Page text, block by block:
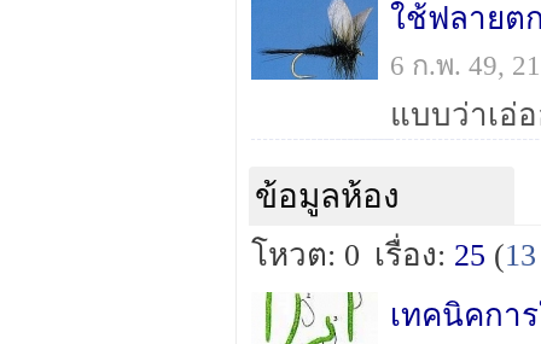
ใช้ฟลายต
6 ก.พ. 49,
ข้อมูลห้อง
โหวต: 0 เรื่อง: 25 (13
เทคนิคกา